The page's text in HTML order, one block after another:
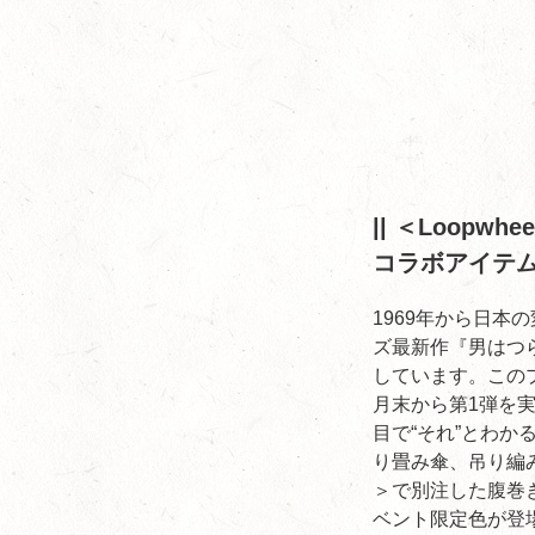
|| ＜
コラボアイテ
1969年から日本
ズ最新作『男はつ
しています。こ
月末から第1弾を
目で“それ”とわ
り畳み傘、吊り
＞で別注した腹
ベント限定色が登